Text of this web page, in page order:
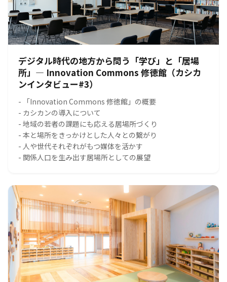
デジタル時代の地方から問う「学び」と「居場
所」― Innovation Commons 修徳館（カシカ
ンインタビュー#3）
- 「Innovation Commons 修徳館」の概要
- カシカンの導入について
- 地域の若者の課題にも応える居場所づくり
- 本と場所をきっかけとした人々との繋がり
- 人や世代それぞれがもつ媒体を活かす
- 関係人口を生み出す居場所としての展望